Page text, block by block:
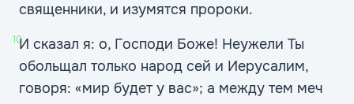
священники, и изумятся пророки.
10И сказал я: о, Господи Боже! Неужели Ты
обольщал только народ сей и Иерусалим,
говоря: «мир будет у вас»; а между тем меч